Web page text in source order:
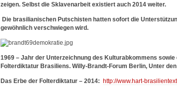
zeigen. Selbst die Sklavenarbeit existiert auch 2014 weiter.
Die brasilianischen Putschisten hatten sofort die
gewöhnlich verschwiegen wird.
1969 – Jahr der Unterzeichnung des Kulturabkommens
Folterdiktatur Brasiliens. Willy-Brandt-Forum Berlin, Unter
Das Erbe der Folterdiktatur – 2014: http://www.hart-